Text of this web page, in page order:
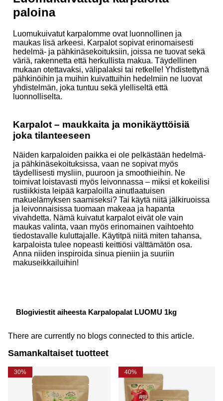
paloina
Luomukuivatut karpalomme ovat luonnollinen ja
maukas lisä arkeesi. Karpalot sopivat erinomaisesti
hedelmä- ja pähkinäsekoituksiin, joissa ne tuovat sekä
väriä, rakennetta että herkullista makua. Täydellinen
mukaan otettavaksi, välipalaksi tai retkelle! Yhdistettynä
pähkinöihin ja muihin kuivattuihin hedelmiin ne luovat
yhdistelmän, joka tuntuu sekä ylelliseltä että
luonnolliselta.
Karpalot – maukkaita ja monikäyttöisiä
joka tilanteeseen
Näiden karpaloiden paikka ei ole pelkästään hedelmä-
ja pähkinäsekoituksissa, vaan ne sopivat myös
täydellisesti mysliin, puuroon ja smoothieihin. Ne
toimivat loistavasti myös leivonnassa – miksi et kokeilisi
rustiikkista leipää karpaloilla ainutlaatuisen
makuelämyksen saamiseksi? Tai käytä niitä jälkiruoissa
ja leivonnaisissa tuomaan makeaa ja hapanta
vivahdetta. Nämä kuivatut karpalot eivät ole vain
maukas valinta, vaan myös erinomainen vaihtoehto
tiedostavalle kuluttajalle. Käytitpä niitä miten tahansa,
karpaloista tulee nopeasti keittiösi välttämätön osa.
Anna niiden inspiroida sinua pieniin ja suuriin
makuseikkailuihin!
Blogiviestit aiheesta Karpalopalat LUOMU 1kg
There are currently no blogs connected to this article.
Samankaltaiset tuotteet
30% 40%